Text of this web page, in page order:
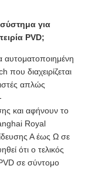
για
PVD;
αυτοματοποιημένη
διαχειρίζεται
απλώς
και αφήνουν το
Royal
Α έως Ω σε
ότι ο τελικός
σε σύντομο